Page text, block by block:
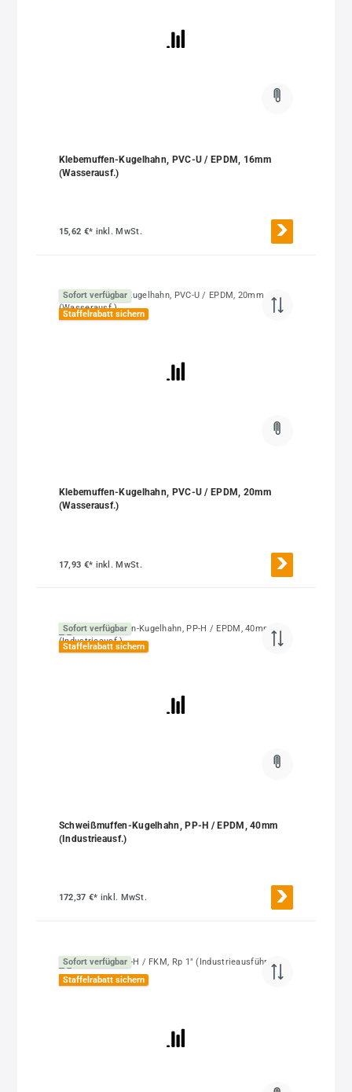
Klebemuffen-Kugelhahn, PVC-U / EPDM, 16mm
(Wasserausf.)
15,62 €* inkl. MwSt.
Sofort verfügbar
Staffelrabatt sichern
Klebemuffen-Kugelhahn, PVC-U / EPDM, 20mm
(Wasserausf.)
17,93 €* inkl. MwSt.
Sofort verfügbar
Staffelrabatt sichern
Schweißmuffen-Kugelhahn, PP-H / EPDM, 40mm
(Industrieausf.)
172,37 €* inkl. MwSt.
Sofort verfügbar
Staffelrabatt sichern